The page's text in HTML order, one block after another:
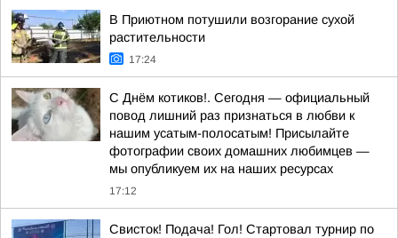
В Приютном потушили возгорание сухой
растительности
17:24
С Днём котиков!. Сегодня — официальный
повод лишний раз признаться в любви к
нашим усатым-полосатым! Присылайте
фотографии своих домашних любимцев —
мы опубликуем их на наших ресурсах
17:12
Свисток! Подача! Гол! Стартовал турнир по